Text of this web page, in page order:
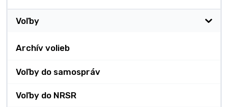
Voľby
Archív volieb
Voľby do samospráv
Voľby do NRSR